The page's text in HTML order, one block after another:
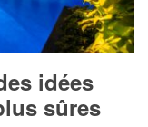
idées
sûres